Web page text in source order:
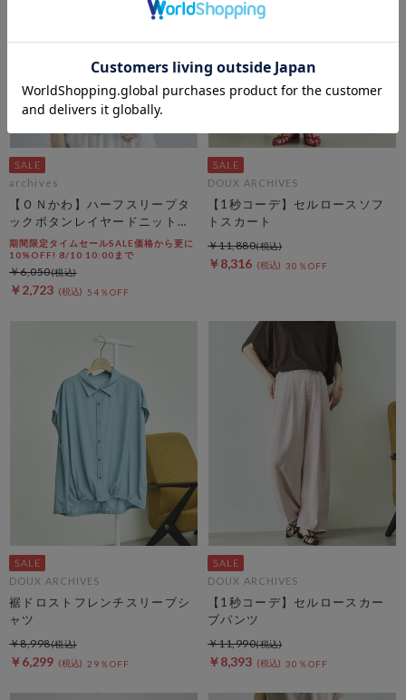
archives
【ＯＮかわ】ハーフスリープタ
ックボタンレイヤードニットカ
ーディガン
期間限定タイムセールSALE価格から更に
10%OFF! 8/10 10:00まで
￥2,723 54％OFF
￥6,050
DOUX ARCHIVES
【1秒コーデ】セルロースソフ
トスカート
￥8,316 30％OFF
￥11,880
DOUX ARCHIVES
裾ドロストフレンチスリーブシ
ャツ
￥6,299 29％OFF
￥8,998
DOUX ARCHIVES
【1秒コーデ】セルロースカー
ブパンツ
￥8,393 30％OFF
￥11,990